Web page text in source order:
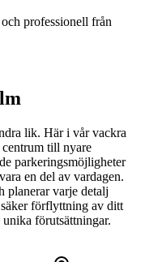
professionell från
lik. Här i vår vackra
till nyare
parkeringsmöjligheter
en del av vardagen.
planerar varje detalj
förflyttning av ditt
förutsättningar.